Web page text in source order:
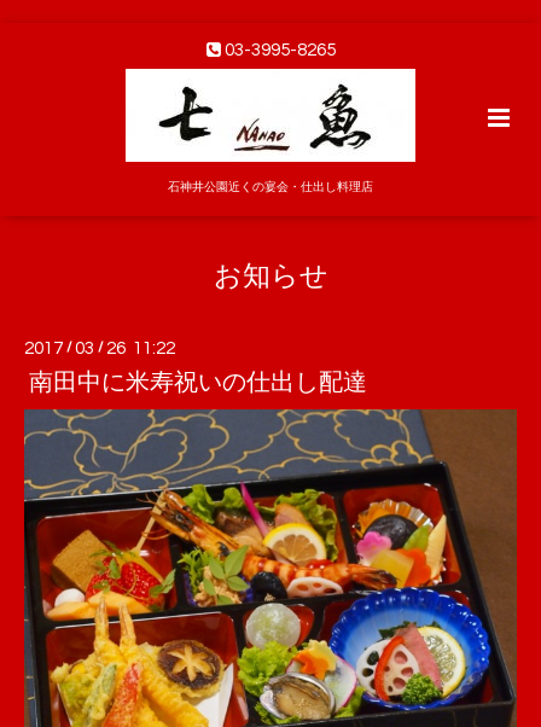
03-3995-8265
石神井公園近くの宴会・仕出し料理店
お知らせ
2017 /03 / 26 11:22
南田中に米寿祝いの仕出し配達